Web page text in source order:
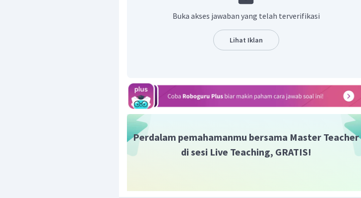
adalah reaksi ke 1 dan reaksi ke 3. Untuk reaksi lainnya tidak
terjadi perubahan biloks.
Jadi, jawaban yang tepat adalah reaksi no 2 dan 4 SAJA yang
benar (pilihan jawaban C).
Buka akses jawaban yang telah terverifikasi
Lihat Iklan
Perdalam pemahamanmu bersama Master Teacher
di sesi Live Teaching, GRATIS!